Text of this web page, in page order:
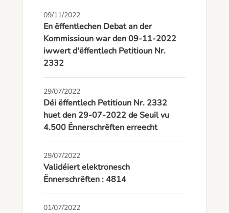
09/11/2022
En ëffentlechen Debat an der
Kommissioun war den 09-11-2022
iwwert d'ëffentlech Petitioun Nr.
2332
29/07/2022
Déi ëffentlech Petitioun Nr. 2332
huet den 29-07-2022 de Seuil vu
4.500 Ënnerschrëften erreecht
29/07/2022
Validéiert elektronesch
Ënnerschrëften : 4814
01/07/2022